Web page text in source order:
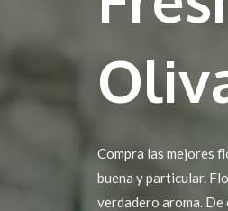
Compra las mejores
buena y particular.
verdadero aroma.